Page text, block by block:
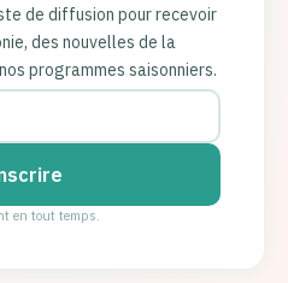
de diffusion pour recevoir
des nouvelles de la
programmes saisonniers.
en tout temps.